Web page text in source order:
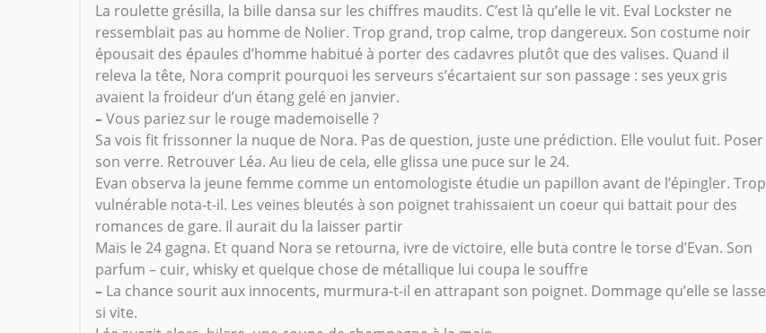
La roulette grésilla, la bille dansa sur les chiffres maudits. C’est là qu’elle le vit. Eval Lockster ne
ressemblait pas au homme de Nolier. Trop grand, trop calme, trop dangereux. Son costume noir
épousait des épaules d’homme habitué à porter des cadavres plutôt que des valises. Quand il
releva la tête, Nora comprit pourquoi les serveurs s’écartaient sur son passage : ses yeux gris
avaient la froideur d’un étang gelé en janvier.
–Vous pariez sur le rouge mademoiselle ?
Sa vois fit frissonner la nuque de Nora. Pas de question, juste une prédiction. Elle voulut fuit. Poser
son verre. Retrouver Léa. Au lieu de cela, elle glissa une puce sur le 24.
Evan observa la jeune femme comme un entomologiste étudie un papillon avant de l’épingler. Trop
vulnérable nota-t-il. Les veines bleutés à son poignet trahissaient un coeur qui battait pour des
romances de gare. Il aurait du la laisser partir
Mais le 24 gagna. Et quand Nora se retourna, ivre de victoire, elle buta contre le torse d’Evan. Son
parfum – cuir, whisky et quelque chose de métallique lui coupa le souffre
– La chance sourit aux innocents, murmura-t-il en attrapant son poignet. Dommage qu’elle se lasse
si vite.